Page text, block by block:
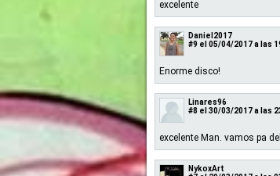
excelente
Daniel2017
#9 el 05/04/2017 a las
Enorme disco!
Linares96
#8 el 30/03/2017 a las
excelente Man. vamos pa
NykoxArt